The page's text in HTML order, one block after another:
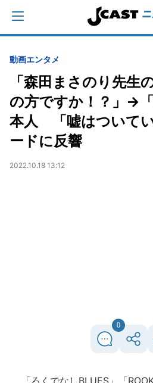
動画エンタメ
「森田まさのり先生
の方ですか！？」→
本人 「嘘はついて
ードに反響
2022.10.18 13:12
0
「ろくでなしBLUES」「